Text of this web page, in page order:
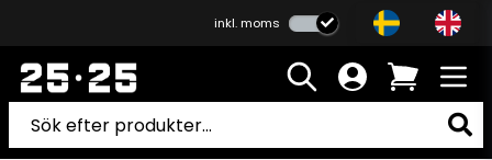
inkl. moms